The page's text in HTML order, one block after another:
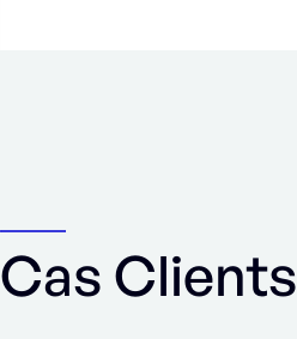
Cas Clients